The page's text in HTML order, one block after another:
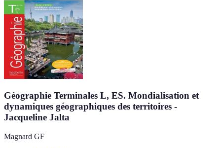
Géographie Terminales L, ES. Mondialisation et
dynamiques géographiques des territoires -
Jacqueline Jalta
Magnard GF